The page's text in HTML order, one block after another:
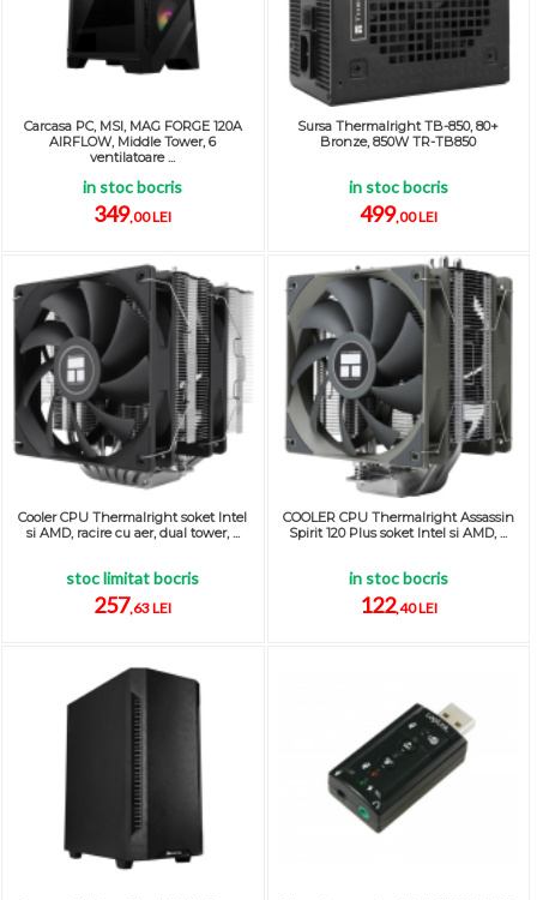
Carcasa PC, MSI, MAG FORGE 120A
AIRFLOW, Middle Tower, 6
ventilatoare ...
in stoc bocris
349,00 LEI
Sursa Thermalright TB-850, 80+
Bronze, 850W TR-TB850
in stoc bocris
499,00 LEI
Cooler CPU Thermalright soket Intel
si AMD, racire cu aer, dual tower, ...
stoc limitat bocris
257,63 LEI
COOLER CPU Thermalright Assassin
Spirit 120 Plus soket Intel si AMD, ...
in stoc bocris
122,40 LEI